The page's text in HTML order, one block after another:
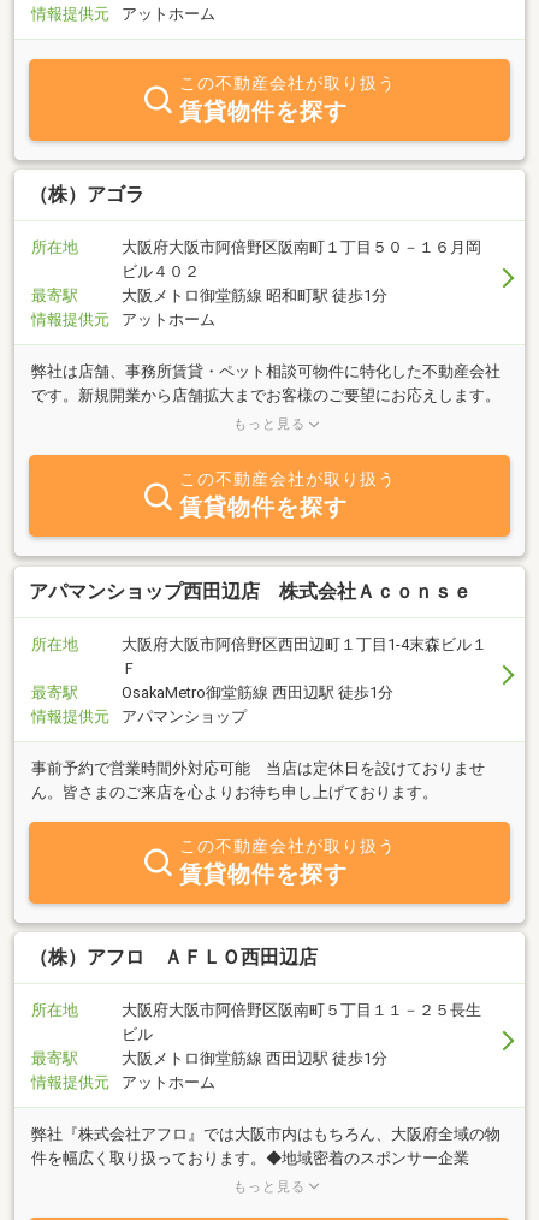
情報提供元
アットホーム
この不動産会社が取り扱う
賃貸物件を探す
（株）アゴラ
所在地
大阪府大阪市阿倍野区阪南町１丁目５０－１６月岡
ビル４０２
最寄駅
大阪メトロ御堂筋線 昭和町駅 徒歩1分
情報提供元
アットホーム
弊社は店舗、事務所賃貸・ペット相談可物件に特化した不動産会社
です。新規開業から店舗拡大までお客様のご要望にお応えします。
スタッフ一同関西出身で特に大阪に関しては詳しいので、物件以外
談可物件を豊富にご用意しております。お客様第一のサービスをモ
ットーに、「アゴラに頼んで良かった」と言っていただけるよう
に、親身にお付き合いさせていただきます。定休日の水曜日、日曜
日も電話、メール対応承ります。また、LINEでの対応も可能です。
宜しくお願い致します。
もっと見る
この不動産会社が取り扱う
賃貸物件を探す
アパマンショップ西田辺店 株式会社Ａｃｏｎｓｅ
所在地
大阪府大阪市阿倍野区西田辺町１丁目1-4末森ビル１
Ｆ
最寄駅
OsakaMetro御堂筋線 西田辺駅 徒歩1分
情報提供元
アパマンショップ
事前予約で営業時間外対応可能 当店は定休日を設けておりませ
ん。皆さまのご来店を心よりお待ち申し上げております。
この不動産会社が取り扱う
賃貸物件を探す
（株）アフロ ＡＦＬＯ西田辺店
所在地
大阪府大阪市阿倍野区阪南町５丁目１１－２５長生
ビル
最寄駅
大阪メトロ御堂筋線 西田辺駅 徒歩1分
情報提供元
アットホーム
弊社『株式会社アフロ』では大阪市内はもちろん、大阪府全域の物
件を幅広く取り扱っております。◆地域密着のスポンサー企業
━━━━━━━━━━━━━━━━━オリックス・バファローズ／
もっと見る